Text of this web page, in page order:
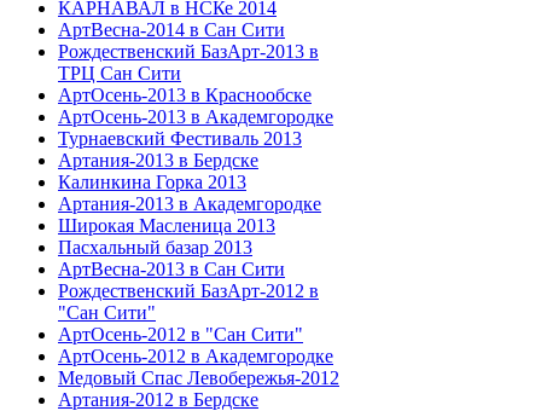
КАРНАВАЛ в НСКе 2014
АртВесна-2014 в Сан Сити
Рождественский БазАрт-2013 в
ТРЦ Сан Сити
АртОсень-2013 в Краснообске
АртОсень-2013 в Академгородке
Турнаевский Фестиваль 2013
Артания-2013 в Бердске
Калинкина Горка 2013
Артания-2013 в Академгородке
Широкая Масленица 2013
Пасхальный базар 2013
АртВесна-2013 в Сан Сити
Рождественский БазАрт-2012 в
"Сан Сити"
АртОсень-2012 в "Сан Сити"
АртОсень-2012 в Академгородке
Медовый Спас Левобережья-2012
Артания-2012 в Бердске